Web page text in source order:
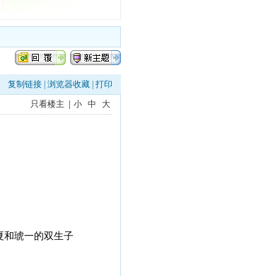
复制链接 浏览器收藏 打印
只看楼主 小 中 大
和琥一的双生子